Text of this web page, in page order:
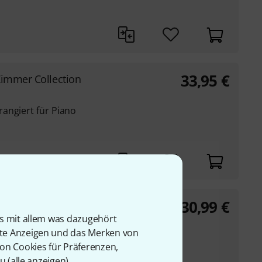
mit allem was dazugehört
Anzeigen und das Merken von
Cookies für Präferenzen,
Collection
für Piano
33,95 €
und Folksongs
in C-Dur
30,99 €